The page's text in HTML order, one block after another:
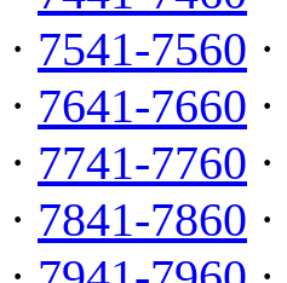
· 7541-7560 ·
· 7641-7660 ·
· 7741-7760 ·
· 7841-7860 ·